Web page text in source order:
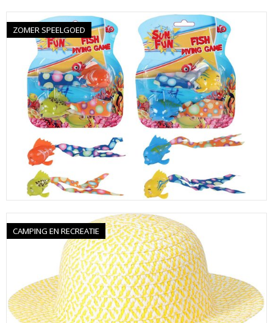
ZOMER SPEELGOED
CAMPING EN RECREATIE